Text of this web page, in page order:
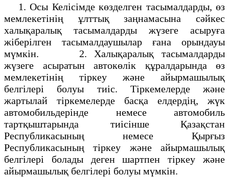
1. Осы Келiсiмде көзделген тасымалдарды, өз
мемлекетiнiң ұлттық заңнамасына сәйкес
халықаралық тасымалдарды жүзеге асыруға
жiберiлген тасымалдаушылар ғана орындауы
мүмкiн. 2. Халықаралық тасымалдарды
жүзеге асыратын автокөлiк құралдарында өз
мемлекетiнiң тiркеу және айырмашылық
белгiлерi болуы тиiс. Тiркемелерде және
жартылай тiркемелерде басқа елдердiң, жүк
автомобильдерiнде немесе автомобиль
тартқыштарында тиiсiнше Қазақстан
Республикасының немесе Қырғыз
Республикасының тiркеу және айырмашылық
белгiлерi болады деген шартпен тiркеу және
айырмашылық белгiлерi болуы мүмкiн.